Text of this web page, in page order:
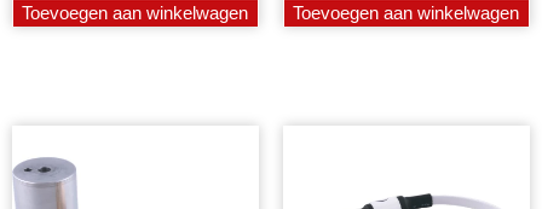
Toevoegen aan winkelwagen Toevoegen aan winkelwagen